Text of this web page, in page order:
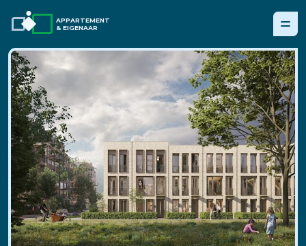
APPARTEMENT
& EIGENAAR